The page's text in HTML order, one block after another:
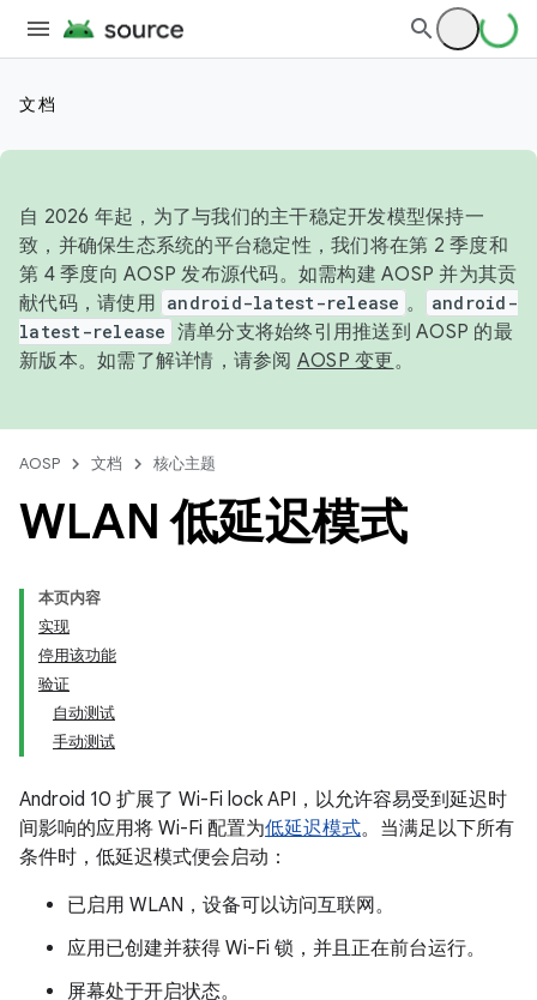
文档
自 2026 年起，为了与我们的主干稳定开发模型保持一
致，并确保生态系统的平台稳定性，我们将在第 2 季度和
第 4 季度向 AOSP 发布源代码。如需构建 AOSP 并为其贡
献代码，请使用 android-latest-release 。
android-
latest-release 清单分支将始终引用推送到 AOSP 的最
新版本。如需了解详情，请参阅 AOSP 变更。
AOSP 文档 核心主题
WLAN 低延迟模式
本页内容
实现
停用该功能
验证
自动测试
手动测试
Android 10 扩展了 Wi-Fi lock API，以允许容易受到延迟时
间影响的应用将 Wi-Fi 配置为低延迟模式。当满足以下所有
条件时，低延迟模式便会启动：
已启用 WLAN，设备可以访问互联网。
应用已创建并获得 Wi-Fi 锁，并且正在前台运行。
屏幕处于开启状态。